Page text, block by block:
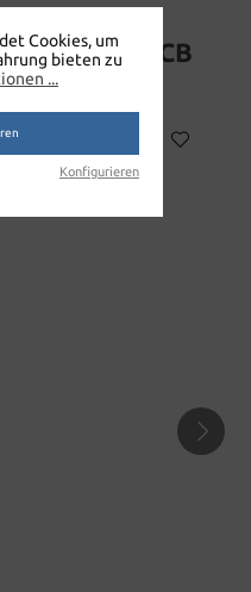
391CB
Cookies, um
bieten zu
...
Konfigurieren